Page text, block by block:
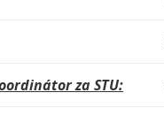
za STU: